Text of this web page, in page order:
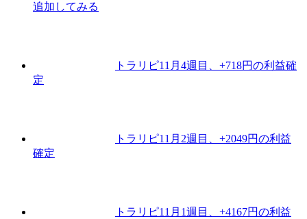
追加してみる
トラリピ11月4週目、+718円の利益確
定
トラリピ11月2週目、+2049円の利益
確定
トラリピ11月1週目、+4167円の利益